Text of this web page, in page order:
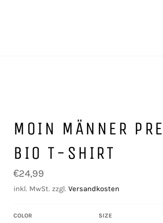
MOIN MÄNNER
BIO T-SHIRT
Normaler
Preis
€24,99
inkl. MwSt. zzgl. Versandkosten
COLOR SIZE